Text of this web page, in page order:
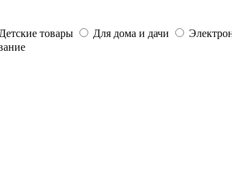
Детские товары Для дома и дачи